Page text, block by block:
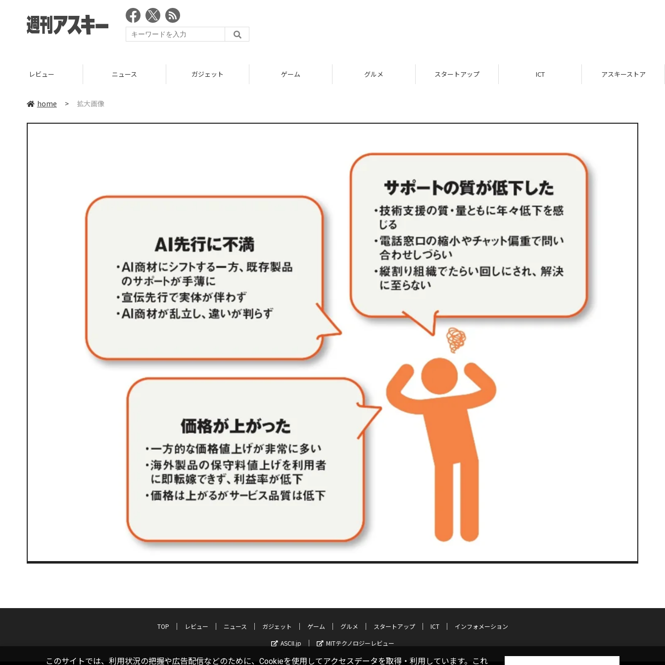
レビュー ニュース ガジェット ゲーム グルメ スタートアップ ICT アスキーストア
home > 拡大画像
TOP レビュー ニュース ガジェット ゲーム グルメ スタートアップ ICT
インフォメーション
ASCII.jp
MITテクノロジーレビュー
このサイトでは、利用状況の把握や広告配信などのために、Cookieを使用してアクセスデータを取得・利用しています。これ